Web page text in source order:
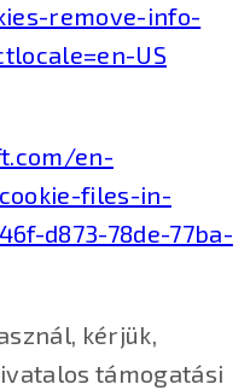
remove-info-
US
en-
files-in-
d873-78de-77ba-
kérjük,
támogatási